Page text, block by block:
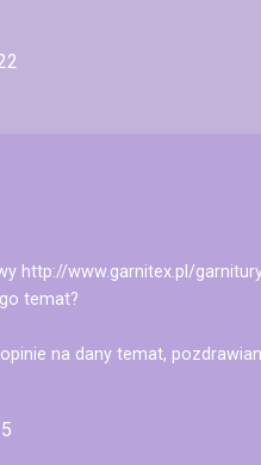
http://www.garnitex.pl/
temat?
na dany temat,